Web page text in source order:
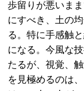
歩留りが悪いま
にすべき、土の
る。特に手感触
になる。今風な
たるが、視覚、
を見極めるのは